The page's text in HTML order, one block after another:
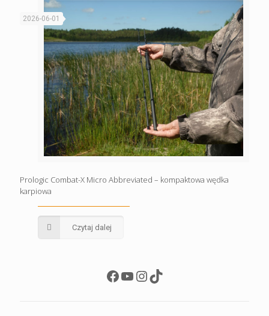
2026-06-01
Prologic Combat-X Micro Abbreviated – kompaktowa wędka
karpiowa
Czytaj dalej
Facebook
YouTube
Instagram
TikTok